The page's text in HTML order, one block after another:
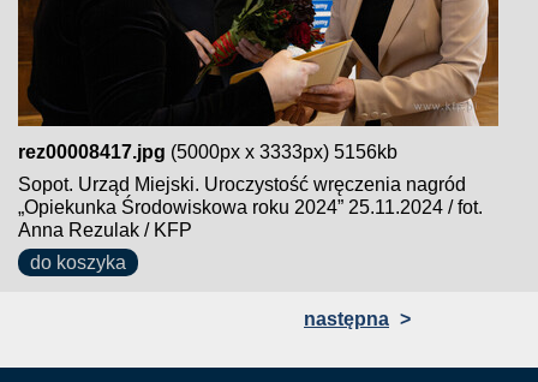
rez00008417.jpg (5000px x 3333px) 5156kb
Sopot. Urząd Miejski. Uroczystość wręczenia nagród
„Opiekunka Środowiskowa roku 2024” 25.11.2024 / fot.
Anna Rezulak / KFP
do koszyka
następna >